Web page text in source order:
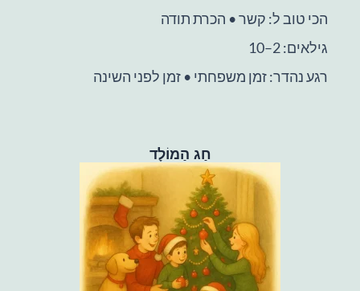
הכי טוב ל: קשר • הכרת תודה
גילאים: 2–10
רגע נהדר: זמן משפחתי • זמן לפני השינה
חַג הַמוֹלָד